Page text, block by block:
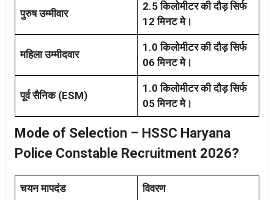
पुरुष उम्मीवार
2.5 किलोमीटर की दौड़ सिर्फ
12 मिनट मे।
महिला उम्मीदवार
1.0 किलोमीटर की दौड़ सिर्फ
06 मिनट मे।
पूर्व सैनिक (ESM)
1.0 किलोमीटर की दौड़ सिर्फ
05 मिनट मे।
Mode of Selection – HSSC Haryana
Police Constable Recruitment 2026?
चयन मापदंड विवरण